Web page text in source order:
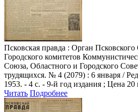
Псковская правда : Орган Псковского
Городского комитетов
Союза, Областного и Городского
трудящихся. № 4 (2079) : 6 января /
1953. - 4 с. - 9-й год издания ; Цена 20
Читать Подробнее